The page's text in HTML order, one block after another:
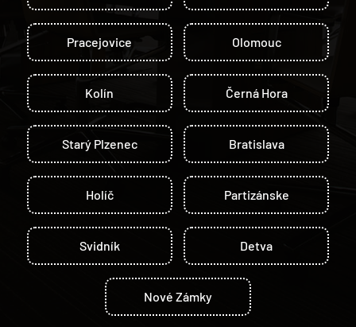
Pracejovice Olomouc
Kolín Černá Hora
Starý Plzenec Bratislava
Holíč Partizánske
Svidník Detva
Nové Zámky